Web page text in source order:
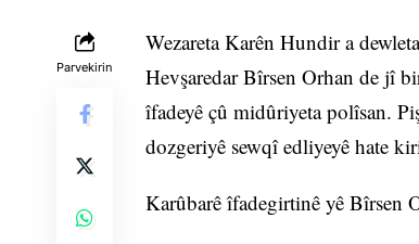
Parvekirin
Wezareta Karên Hundir a
Hevşaredar Bîrsen Orhan de jî
îfadeyê çû midûriyeta polîsan.
dozgeriyê sewqî edliyeyê hate
Karûbarê îfadegirtinê yê Bîrsen